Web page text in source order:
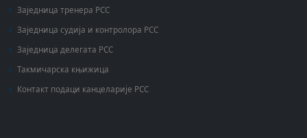
Заједница тренера РСС
Заједница судија и контролора РСС
Заједница делегата РСС
Такмичарска књижица
Контакт подаци канцеларије РСС